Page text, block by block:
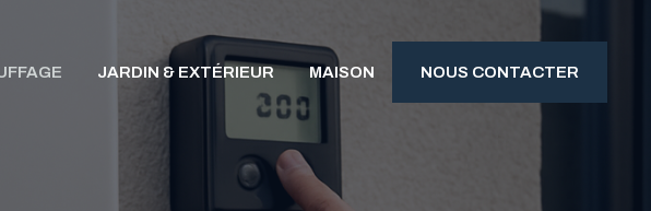
JARDIN & EXTÉRIEUR MAISON NOUS CONTACTER